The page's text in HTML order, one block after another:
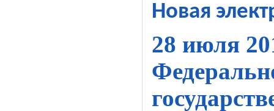
Новая
28 июля